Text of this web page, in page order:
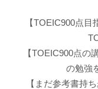
【TOEIC900点
【TOEIC900点の
の勉強
【まだ参考書持